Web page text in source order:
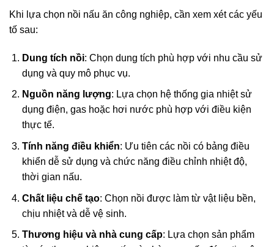
Khi lựa chọn nồi nấu ăn công nghiệp, cần xem xét các yếu
tố sau:
Dung tích nồi: Chọn dung tích phù hợp với nhu cầu sử
dụng và quy mô phục vụ.
Nguồn năng lượng: Lựa chọn hệ thống gia nhiệt sử
dụng điện, gas hoặc hơi nước phù hợp với điều kiện
thực tế.
Tính năng điều khiển: Ưu tiên các nồi có bảng điều
khiển dễ sử dụng và chức năng điều chỉnh nhiệt độ,
thời gian nấu.
Chất liệu chế tạo: Chọn nồi được làm từ vật liệu bền,
chịu nhiệt và dễ vệ sinh.
Thương hiệu và nhà cung cấp: Lựa chọn sản phẩm